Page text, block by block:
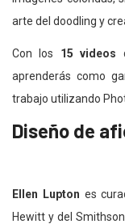
arte del doodling y
Con los 15 videos
aprenderás como
trabajo utilizando
Diseño de
Ellen Lupton es
Hewitt y del